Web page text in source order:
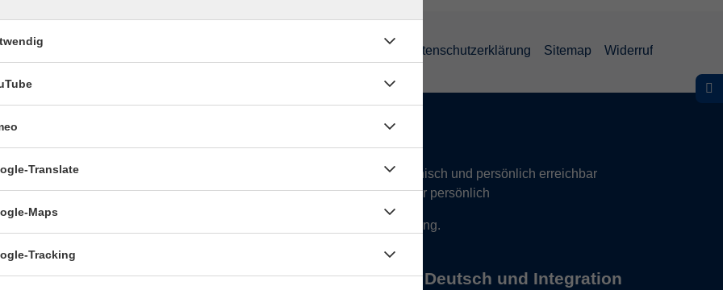
Datenschutzerklärung Sitemap Widerruf
Öffnungszeiten:
9–12.30 Uhr telefonisch und persönlich erreichbar
Mo–Do nachmittags:13.30–17 Uhr nur persönlich
Termine für Beratung nach Vereinbarung.
Öffnungszeiten des Büros Deutsch und Integration
Translate
Maps
Tracking